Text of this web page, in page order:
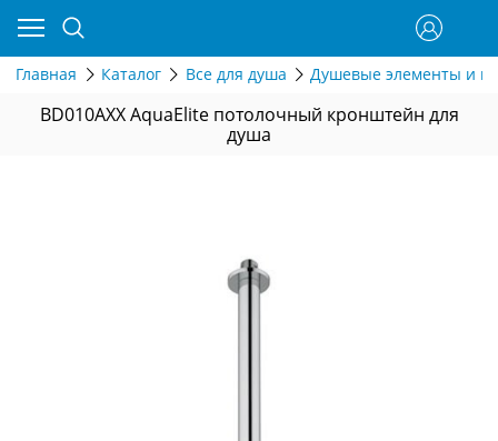
Главная Каталог Все для душа Душевые элементы и
BD010AXX AquaElite потолочный кронштейн для
душа